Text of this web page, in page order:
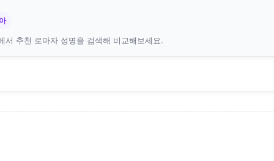
서 추천 로마자 성명을 검색해 비교해보세요.